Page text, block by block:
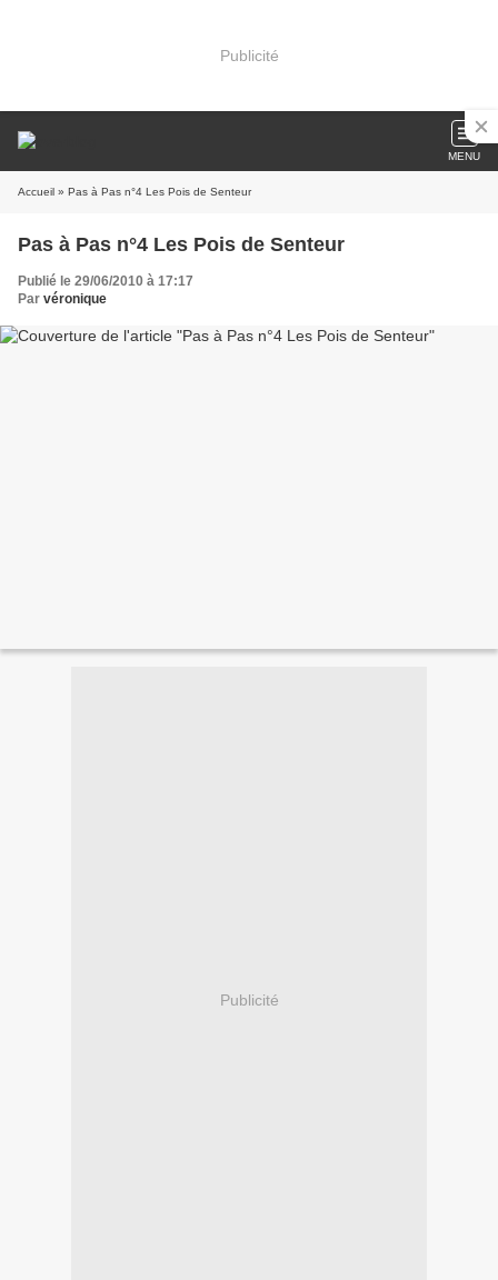
Publicité
MENU
Accueil » Pas à Pas n°4 Les Pois de Senteur
Pas à Pas n°4 Les Pois de Senteur
Publié le 29/06/2010 à 17:17
Par véronique
Publicité